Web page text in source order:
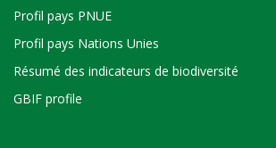
Profil pays PNUE
Profil pays Nations Unies
Résumé des indicateurs de biodiversité
GBIF profile